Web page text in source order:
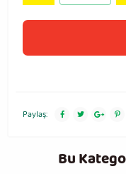
Paylaş:
Bu